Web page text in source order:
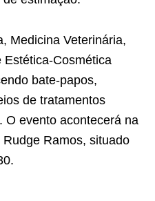
Medicina Veterinária,
Estética-Cosmética
bate-papos,
de tratamentos
O evento acontecerá na
Ramos, situado